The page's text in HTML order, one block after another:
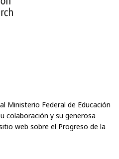
Ministerio Federal de Educación
colaboración y su generosa
web sobre el Progreso de la